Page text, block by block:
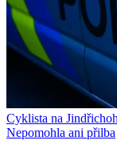
Cyklista na
Nepomohla ani přilba